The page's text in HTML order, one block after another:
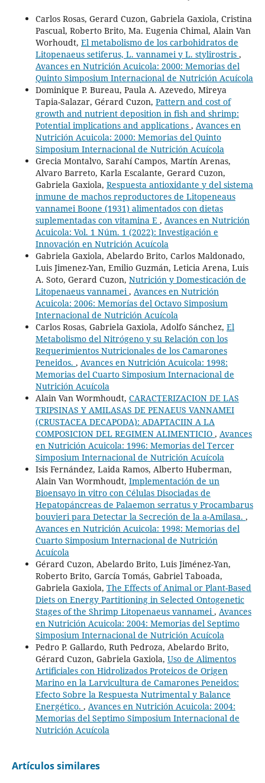
Carlos Rosas, Gerard Cuzon, Gabriela Gaxiola, Cristina
Pascual, Roberto Brito, Ma. Eugenia Chimal, Alain Van
Worhoudt, El metabolismo de los carbohidratos de
Litopenaeus setiferus, L. vannamei y L. stylirostris ,
Avances en Nutrición Acuicola: 2000: Memorias del
Quinto Simposium Internacional de Nutrición Acuícola
Dominique P. Bureau, Paula A. Azevedo, Mireya
Tapia-Salazar, Gérard Cuzon, Pattern and cost of
growth and nutrient deposition in fish and shrimp:
Potential implications and applications , Avances en
Nutrición Acuicola: 2000: Memorias del Quinto
Simposium Internacional de Nutrición Acuícola
Grecia Montalvo, Sarahí Campos, Martín Arenas,
Alvaro Barreto, Karla Escalante, Gerard Cuzon,
Gabriela Gaxiola, Respuesta antioxidante y del sistema
inmune de machos reproductores de Litopeneaus
vannamei Boone (1931) alimentados con dietas
suplementadas con vitamina E , Avances en Nutrición
Acuicola: Vol. 1 Núm. 1 (2022): Investigación e
Innovación en Nutrición Acuícola
Gabriela Gaxiola, Abelardo Brito, Carlos Maldonado,
Luis Jimenez-Yan, Emilio Guzmán, Leticia Arena, Luis
A. Soto, Gerard Cuzon, Nutrición y Domesticación de
Litopenaeus vannamei, Avances en Nutrición
Acuicola: 2006: Memorías del Octavo Simposium
Internacional de Nutrición Acuícola
Carlos Rosas, Gabriela Gaxiola, Adolfo Sánchez, El
Metabolismo del Nitrógeno y su Relación con los
Requerimientos Nutricionales de los Camarones
Peneidos. , Avances en Nutrición Acuicola: 1998:
Memorias del Cuarto Simposium Internacional de
Nutrición Acuícola
Alain Van Wormhoudt, CARACTERIZACION DE LAS
TRIPSINAS Y AMILASAS DE PENAEUS VANNAMEI
(CRUSTACEA DECAPODA): ADAPTACIIN A LA
COMPOSICION DEL REGIMEN ALIMENTICIO , Avances
en Nutrición Acuicola: 1996: Memorias del Tercer
Simposium Internacional de Nutrición Acuícola
Isis Fernández, Laida Ramos, Alberto Huberman,
Alain Van Wormhoudt, Implementación de un
Bioensayo in vitro con Células Disociadas de
Hepatopáncreas de Palaemon serratus y Procambarus
bouvieri para Detectar la Secreción de la a-Amilasa. ,
Avances en Nutrición Acuicola: 1998: Memorias del
Cuarto Simposium Internacional de Nutrición
Acuícola
Gérard Cuzon, Abelardo Brito, Luis Jiménez-Yan,
Roberto Brito, García Tomás, Gabriel Taboada,
Gabriela Gaxiola, The Effects of Animal or Plant-Based
Diets on Energy Partitioning in Selected Ontogenetic
Stages of the Shrimp Litopenaeus vannamei, Avances
en Nutrición Acuicola: 2004: Memorias del Septimo
Simposium Internacional de Nutrición Acuícola
Pedro P. Gallardo, Ruth Pedroza, Abelardo Brito,
Gérard Cuzon, Gabriela Gaxiola, Uso de Alimentos
Artificiales con Hidrolizados Proteicos de Origen
Marino en la Larvicultura de Camarones Peneidos:
Efecto Sobre la Respuesta Nutrimental y Balance
Energético. , Avances en Nutrición Acuicola: 2004:
Memorias del Septimo Simposium Internacional de
Nutrición Acuícola
Artículos similares